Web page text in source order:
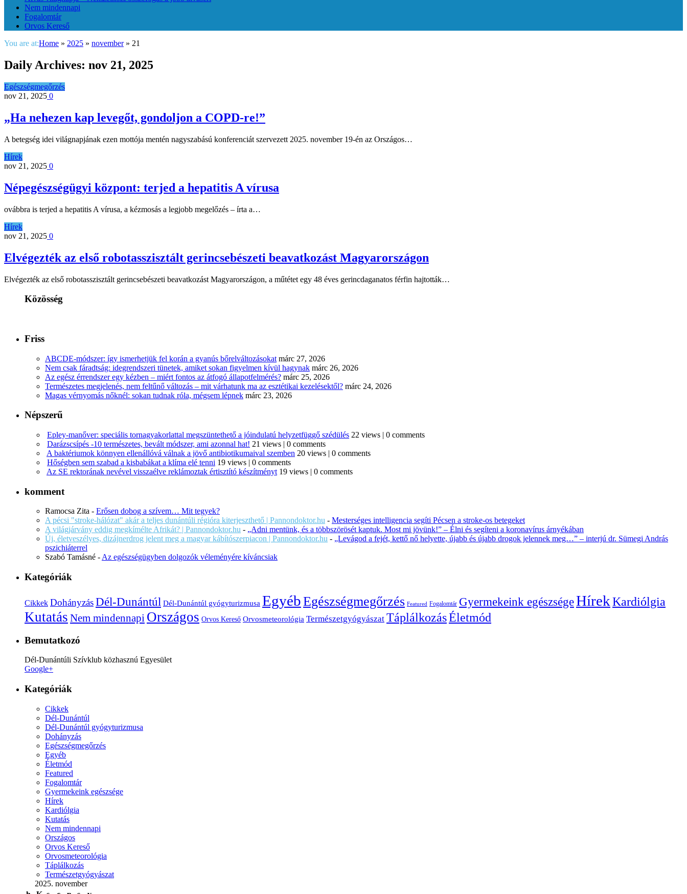
Nem mindennapi
Fogalomtár
Orvos Kereső
You are at:Home » 2025 » november » 21
Daily Archives: nov 21, 2025
Egészségmegőrzés
nov 21, 2025 0
„Ha nehezen kap levegőt, gondoljon a COPD-re!”
A betegség idei világnapjának ezen mottója mentén nagyszabású konferenciát szervezett 2025. november 19-én az Országos…
Hírek
nov 21, 2025 0
Népegészségügyi központ: terjed a hepatitis A vírusa
ovábbra is terjed a hepatitis A vírusa, a kézmosás a legjobb megelőzés – írta a…
Hírek
nov 21, 2025 0
Elvégezték az első robotasszisztált gerincsebészeti beavatkozást Magyarországon
Elvégezték az első robotasszisztált gerincsebészeti beavatkozást Magyarországon, a műtétet egy 48 éves gerincdaganatos férfin hajtották…
Közösség
Friss
ABCDE‑módszer: így ismerhetjük fel korán a gyanús bőrelváltozásokat márc 27, 2026
Nem csak fáradtság: idegrendszeri tünetek, amiket sokan figyelmen kívül hagynak márc 26, 2026
Az egész érrendszer egy kézben – miért fontos az átfogó állapotfelmérés? márc 25, 2026
Természetes megjelenés, nem feltűnő változás – mit várhatunk ma az esztétikai kezelésektől? márc 24, 2026
Magas vérnyomás nőknél: sokan tudnak róla, mégsem lépnek márc 23, 2026
Népszerű
Epley-manőver: speciális tornagyakorlattal megszüntethető a jóindulatú helyzetfüggő szédülés 22 views | 0 comments
Darázscsípés -10 természetes, bevált módszer, ami azonnal hat! 21 views | 0 comments
A baktériumok könnyen ellenállóvá válnak a jövő antibiotikumaival szemben 20 views | 0 comments
Hőségben sem szabad a kisbabákat a klíma elé tenni 19 views | 0 comments
Az SE rektorának nevével visszaélve reklámoztak értisztító készítményt 19 views | 0 comments
komment
Ramocsa Zita - Erősen dobog a szívem… Mit tegyek?
A pécsi "stroke-hálózat" akár a teljes dunántúli régióra kiterjeszthető | Pannondoktor.hu - Mesterséges intelligencia segíti Pécsen a stroke-os betegeket
A világjárvány eddig megkímélte Afrikát? | Pannondoktor.hu - „Adni mentünk, és a többszörösét kaptuk. Most mi jövünk!” – Élni és segíteni a koronavírus árnyékában
Új, életveszélyes, dizájnerdrog jelent meg a magyar kábítószerpiacon | Pannondoktor.hu - „Levágod a fejét, kettő nő helyette, újabb és újabb drogok jelennek meg…” – interjú dr. Sümegi András
pszichiáterrel
Szabó Tamásné -Az egészségügyben dolgozók véleményére kíváncsiak
Kategóriák
Cikkek DohányzásDél-Dunántúl Dél-Dunántúl gyógyturizmusa EgyébEgészségmegőrzés Featured Fogalomtár Gyermekeink egészségeHírekKardiólgia
Kutatás Nem mindennapi Országos Orvos Kereső Orvosmeteorológia Természetgyógyászat TáplálkozásÉletmód
Bemutatkozó
Dél-Dunántúli Szívklub közhasznú Egyesület
Google+
Kategóriák
Cikkek
Dél-Dunántúl
Dél-Dunántúl gyógyturizmusa
Dohányzás
Egészségmegőrzés
Egyéb
Életmód
Featured
Fogalomtár
Gyermekeink egészsége
Hírek
Kardiólgia
Kutatás
Nem mindennapi
Országos
Orvos Kereső
Orvosmeteorológia
Táplálkozás
Természetgyógyászat
2025. november